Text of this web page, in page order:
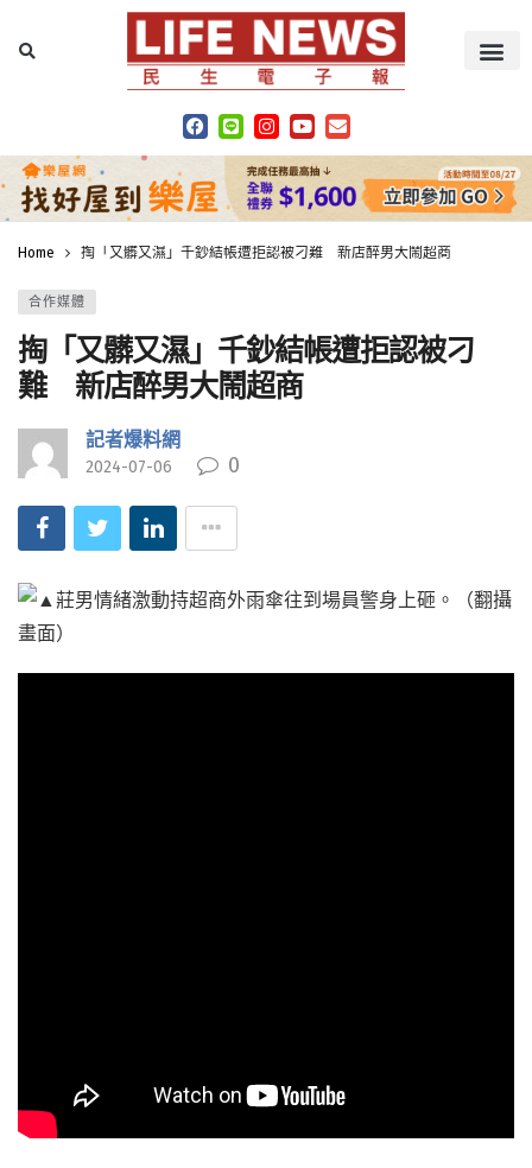
Home 掏「又髒又濕」千鈔結帳遭拒認被刁難 新店醉男大鬧超商
合作媒體
掏「又髒又濕」千鈔結帳遭拒認被刁
難 新店醉男大鬧超商
記者爆料網
2024-07-06 0